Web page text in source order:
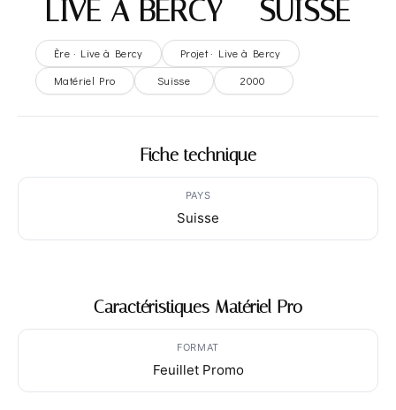
LIVE À BERCY – SUISSE
Ère · Live à Bercy
Projet · Live à Bercy
Matériel Pro
Suisse 2000
Fiche technique
PAYS
Suisse
Caractéristiques Matériel Pro
FORMAT
Feuillet Promo